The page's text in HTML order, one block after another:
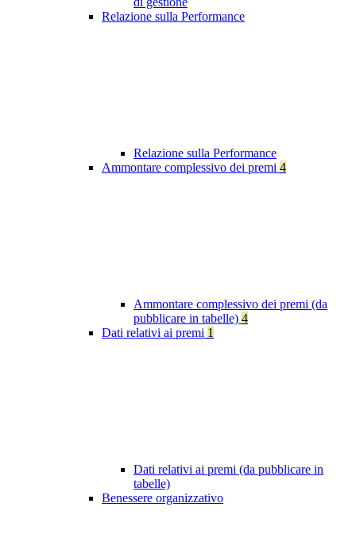
Relazione sulla Performance
Relazione sulla Performance
Ammontare complessivo dei premi 4
Ammontare complessivo dei premi (da
pubblicare in tabelle) 4
Dati relativi ai premi 1
Dati relativi ai premi (da pubblicare in
tabelle)
Benessere organizzativo